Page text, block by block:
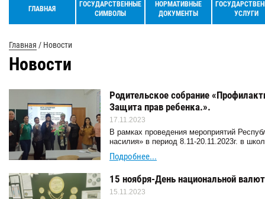
ГЛАВНАЯ
ГОСУДАРСТВЕННЫЕ
СИМВОЛЫ
НОРМАТИВНЫЕ
ДОКУМЕНТЫ
УСЛУГИ
Главная / Новости
Новости
Родительское собрание
Защита прав ребенка.».
17.11.2023
В рамках проведения мероприятий
насилия» в период 8.11-20.11.2023г. в
Подробнее...
15 ноября-День национальной
15.11.2023